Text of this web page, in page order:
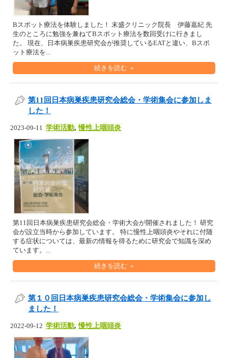
Bスポット療法を体験しました！ 末盛クリニック院長 伊藤嘉紀 先
生のところに勉強を兼ねてBスポット療法を数回受けに行きまし
た。 現在、日本病巣疾患研究会が推奨しているEATと違い、Bスポ
ット療法を...
続きを読む »
第11回日本病巣疾患研究会総会・学術集会に参加しま
した！
2023-09-11 学術活動,慢性上咽頭炎
第11回日本病巣疾患研究会総会・学術大会が開催されました！ 研究
会が設立当時から参加しています。 特に慢性上咽頭炎やそれに付随
する症状については、最新の情報を得るために研究会で知識を深め
ています。...
続きを読む »
第１０回日本病巣疾患研究会総会・学術集会に参加し
ました！
2022-09-12 学術活動,慢性上咽頭炎